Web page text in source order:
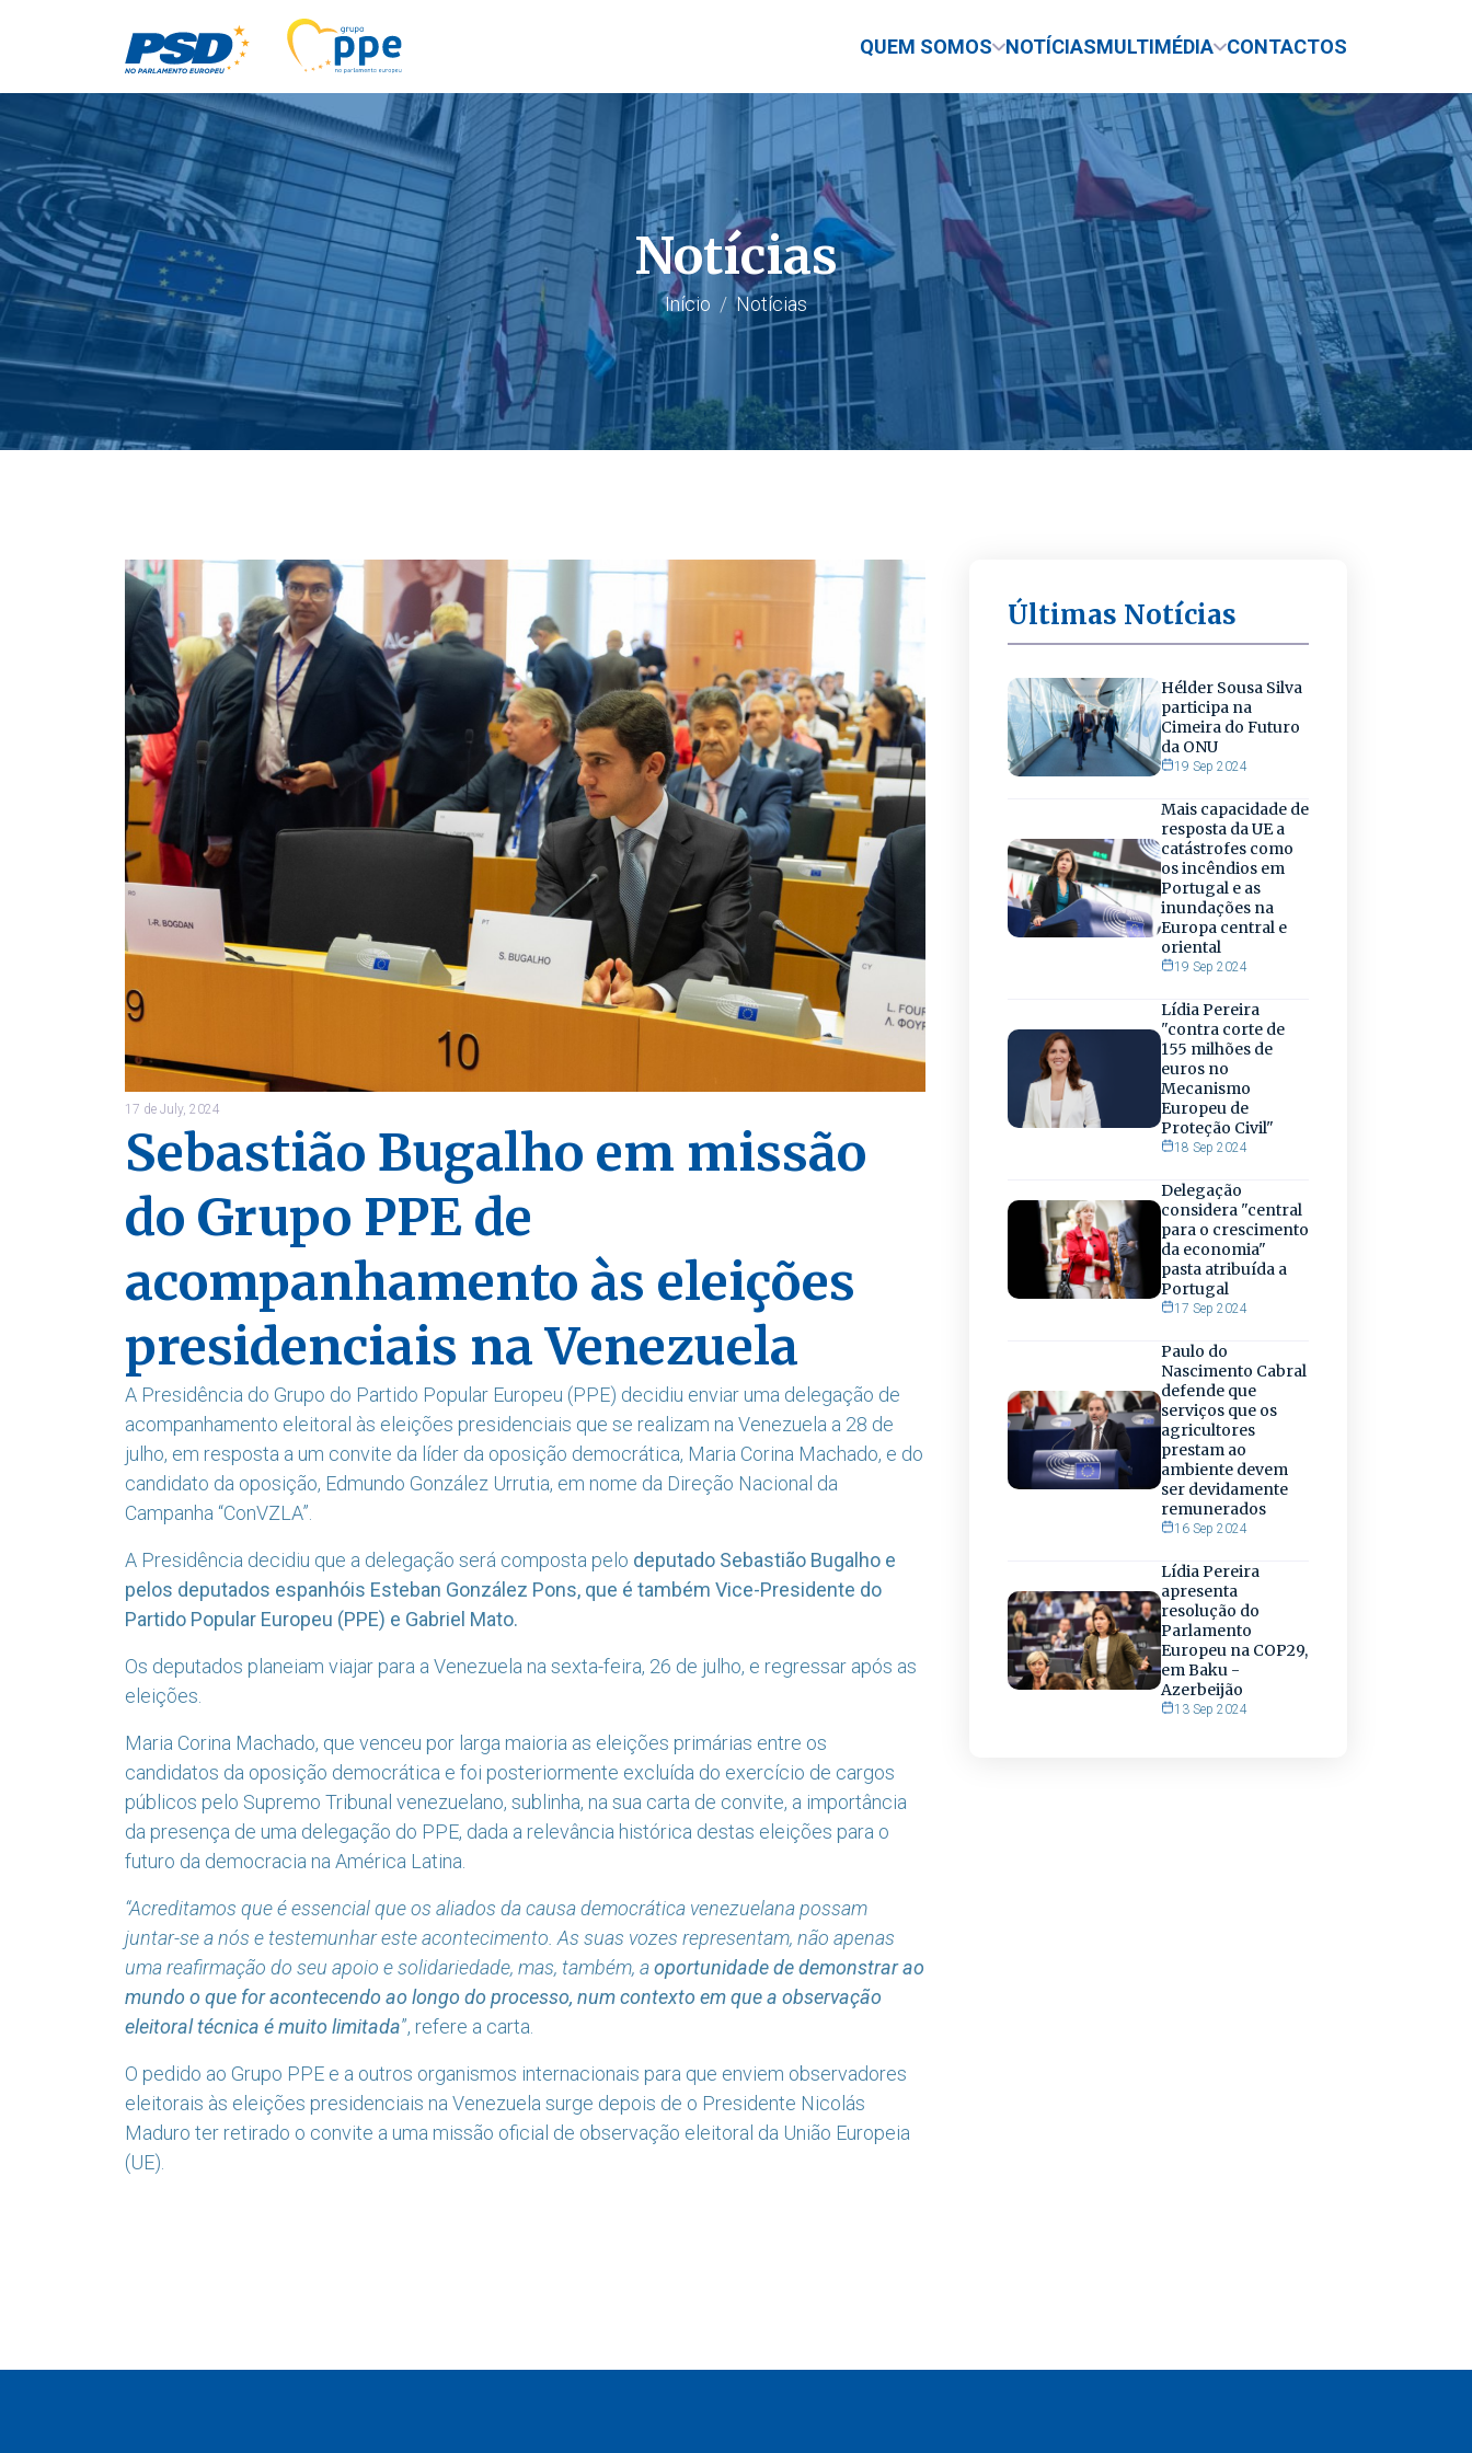
QUEM SOMOS NOTÍCIASMULTIMÉDIA CONTACTOS
Notícias
Início Notícias
17 de July, 2024
Sebastião Bugalho em missão
do Grupo PPE de
acompanhamento às eleições
presidenciais na Venezuela
A Presidência do Grupo do Partido Popular Europeu (PPE) decidiu enviar uma delegação de
acompanhamento eleitoral às eleições presidenciais que se realizam na Venezuela a 28 de
julho, em resposta a um convite da líder da oposição democrática, Maria Corina Machado, e do
candidato da oposição, Edmundo González Urrutia, em nome da Direção Nacional da
Campanha “ConVZLA”.
A Presidência decidiu que a delegação será composta pelo deputado Sebastião Bugalho e
pelos deputados espanhóis Esteban González Pons, que é também Vice-Presidente do
Partido Popular Europeu (PPE) e Gabriel Mato.
Os deputados planeiam viajar para a Venezuela na sexta-feira, 26 de julho, e regressar após as
eleições.
Maria Corina Machado, que venceu por larga maioria as eleições primárias entre os
candidatos da oposição democrática e foi posteriormente excluída do exercício de cargos
públicos pelo Supremo Tribunal venezuelano, sublinha, na sua carta de convite, a importância
da presença de uma delegação do PPE, dada a relevância histórica destas eleições para o
futuro da democracia na América Latina.
“Acreditamos que é essencial que os aliados da causa democrática venezuelana possam
juntar-se a nós e testemunhar este acontecimento. As suas vozes representam, não apenas
uma reafirmação do seu apoio e solidariedade, mas, também, aoportunidade de demonstrar ao
mundo o que for acontecendo ao longo do processo, num contexto em que a observação
eleitoral técnica é muito limitada”, refere a carta.
O pedido ao Grupo PPE e a outros organismos internacionais para que enviem observadores
eleitorais às eleições presidenciais na Venezuela surge depois de o Presidente Nicolás
Maduro ter retirado o convite a uma missão oficial de observação eleitoral da União Europeia
(UE).
Últimas Notícias
Hélder Sousa Silva
participa na
Cimeira do Futuro
da ONU
19 Sep 2024
Mais capacidade de
resposta da UE a
catástrofes como
os incêndios em
Portugal e as
inundações na
Europa central e
oriental
19 Sep 2024
Lídia Pereira
"contra corte de
155 milhões de
euros no
Mecanismo
Europeu de
Proteção Civil"
18 Sep 2024
Delegação
considera "central
para o crescimento
da economia"
pasta atribuída a
Portugal
17 Sep 2024
Paulo do
Nascimento Cabral
defende que
serviços que os
agricultores
prestam ao
ambiente devem
ser devidamente
remunerados
16 Sep 2024
Lídia Pereira
apresenta
resolução do
Parlamento
Europeu na COP29,
em Baku -
Azerbeijão
13 Sep 2024